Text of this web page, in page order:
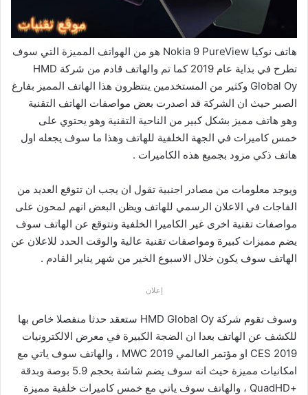
هاتف نوكيا Nokia 9 PureView هو من الهواتف المميزة التي سوف
تطرح في بداية عام 2019 كما تم والهاتف قادم من شركة HMD
Global Oy وكثير من المستخدمين ينتظرون هذا الهاتف المميز بفارغ
الصبر حيث ان الشركة قد اصدرت بعض مواصفات الهاتف التقنية
وهو هاتف مميز بشكل كبير من الناحية التقنية وهو يحتوي على
خمس كاميرات في الجهة الخلفية للهاتف وهذا ما سوف يجعله اول
هاتف ذكي مزود بجميع هذه الكاميرات .
ويوجد معلومات من مصادر اجنبية تقول ان يجب ان تتوقع العديد من
الفاجات في الاعلان الرسمي للهاتف ويظن البعض انهم لمحون على
مواصفات تقنية اخرى غير الكاميرا الخلفية ونتوقع عن الهاتف سوف
يضم مميزات كبيرة ومواصفات تقنية عالية والوقت الحدد للاعلان عن
الهاتف سوف يكون خلال الاسبوع الخير من شهر يناير القادم .
إعلان
وسوف تقوم شركة HMD Global Oy ستعقد حدثا منفصلا خاص بها
للكشف عن الهاتف بعدا ان الضجة الكبيرة في معرض الالكترونيات
CES 2019 او مؤتمر العالمي MWC 2019 ، والهاتف سوف ياتي مع
امكانيات مميزة حيث انه سوف يضم شاشة بحجم 5.9 بوصة وبدقة
+QuadHD ، والهاتف سوف ياتي مع خمس كاميرات خلفية مميزة